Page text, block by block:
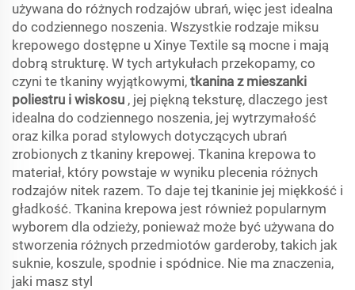
używana do różnych rodzajów ubrań, więc jest idealna
do codziennego noszenia. Wszystkie rodzaje miksu
krepowego dostępne u Xinye Textile są mocne i mają
dobrą strukturę. W tych artykułach przekopamy, co
czyni te tkaniny wyjątkowymi, tkanina z mieszanki
poliestru i wiskosu , jej piękną teksturę, dlaczego jest
idealna do codziennego noszenia, jej wytrzymałość
oraz kilka porad stylowych dotyczących ubrań
zrobionych z tkaniny krepowej. Tkanina krepowa to
materiał, który powstaje w wyniku plecenia różnych
rodzajów nitek razem. To daje tej tkaninie jej miękkość i
gładkość. Tkanina krepowa jest również popularnym
wyborem dla odzieży, ponieważ może być używana do
stworzenia różnych przedmiotów garderoby, takich jak
suknie, koszule, spodnie i spódnice. Nie ma znaczenia,
jaki masz styl